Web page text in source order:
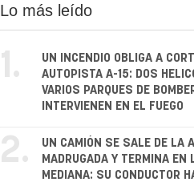
Lo más leído
1.
UN INCENDIO OBLIGA A
AUTOPISTA A-15: DOS
VARIOS PARQUES DE
INTERVIENEN EN EL FUEGO
2.
UN CAMIÓN SE SALE DE LA
MADRUGADA Y TERMINA EN
MEDIANA: SU CONDUCTOR